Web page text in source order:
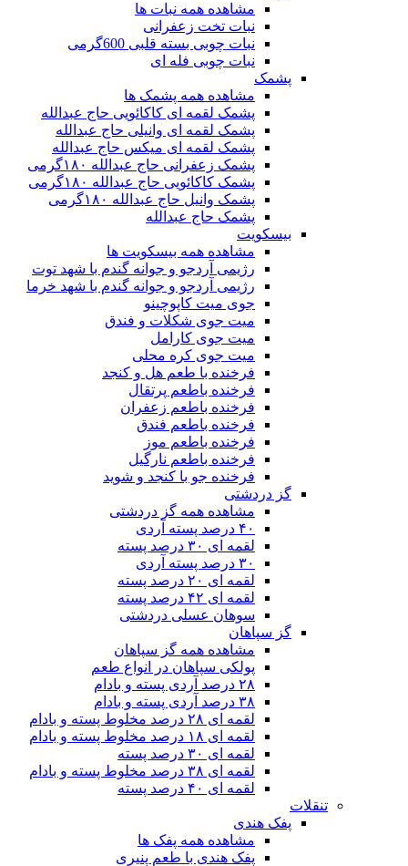
مشاهده همه نبات ها
نبات تخت زعفرانی
نبات چوبی بسته قلبی 600گرمی
نبات چوبی فله ای
پشمک
مشاهده همه پشمک ها
پشمک لقمه ای کاکائویی حاج عبدالله
پشمک لقمه ای وانیلی حاج عبدالله
پشمک لقمه ای میکس حاج عبدالله
پشمک زعفرانی حاج عبدالله ۱۸۰گرمی
پشمک کاکائویی حاج عبدالله ۱۸۰گرمی
پشمک وانیل حاج عبدالله ۱۸۰گرمی
پشمک حاج عبدالله
بیسکویت
مشاهده همه بیسکویت ها
رژیمی آردجو و جوانه گندم با شهد توت
رژیمی آردجو و جوانه گندم با شهد خرما
جوی میت کاپوچینو
میت جوی شکلات و فندق
میت جوی کارامل
میت جوی کره محلی
فرخنده با طعم هل و کنجد
فرخنده باطعم پرتقال
فرخنده باطعم زعفران
فرخنده باطعم فندق
فرخنده باطعم موز
فرخنده باطعم نارگیل
فرخنده جو با کنجد و شوید
گز دردشتی
مشاهده همه گز دردشتی
۴۰ درصد پسته آردی
لقمه ای ۳۰ درصد پسته
۳۰ درصد پسته آردی
لقمه ای ۲۰ درصد پسته
لقمه ای ۴۲ درصد پسته
سوهان عسلی دردشتی
گز سپاهان
مشاهده همه گز سپاهان
پولکی سپاهان در انواع طعم
۲۸ درصد آردی پسته و بادام
۳۸ درصد آردی پسته و بادام
لقمه ای ۲۸ درصد مخلوط پسته و بادام
لقمه ای ۱۸ درصد مخلوط پسته و بادام
لقمه ای ۳۰ درصد پسته
لقمه ای ۳۸ درصد مخلوط پسته و بادام
لقمه ای ۴۰ درصد پسته
تنقلات
پفک هندی
مشاهده همه پفک ها
پفک هندی با طعم پنیری